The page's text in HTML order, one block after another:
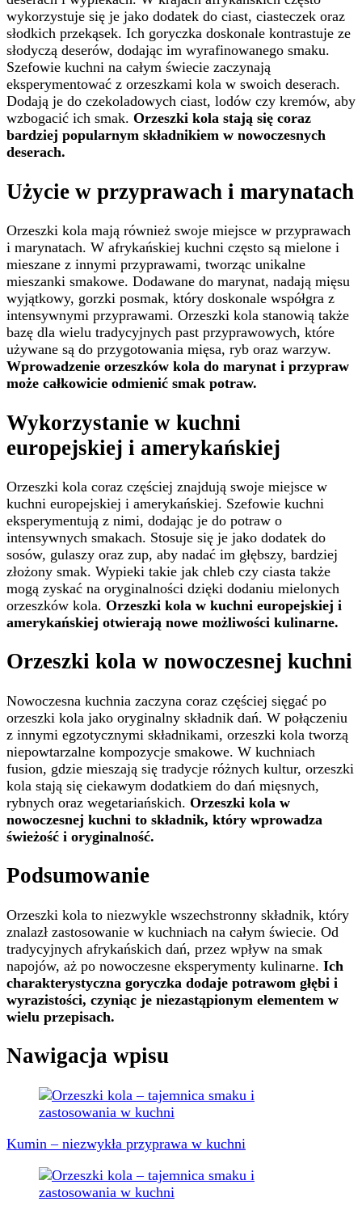
wykorzystuje się je jako dodatek do ciast, ciasteczek oraz
słodkich przekąsek. Ich goryczka doskonale kontrastuje ze
słodyczą deserów, dodając im wyrafinowanego smaku.
Szefowie kuchni na całym świecie zaczynają
eksperymentować z orzeszkami kola w swoich deserach.
Dodają je do czekoladowych ciast, lodów czy kremów, aby
wzbogacić ich smak. Orzeszki kola stają się coraz
bardziej popularnym składnikiem w nowoczesnych
deserach.
Użycie w przyprawach i marynatach
Orzeszki kola mają również swoje miejsce w przyprawach
i marynatach. W afrykańskiej kuchni często są mielone i
mieszane z innymi przyprawami, tworząc unikalne
mieszanki smakowe. Dodawane do marynat, nadają mięsu
wyjątkowy, gorzki posmak, który doskonale współgra z
intensywnymi przyprawami. Orzeszki kola stanowią także
bazę dla wielu tradycyjnych past przyprawowych, które
używane są do przygotowania mięsa, ryb oraz warzyw.
Wprowadzenie orzeszków kola do marynat i przypraw
może całkowicie odmienić smak potraw.
Wykorzystanie w kuchni
europejskiej i amerykańskiej
Orzeszki kola coraz częściej znajdują swoje miejsce w
kuchni europejskiej i amerykańskiej. Szefowie kuchni
eksperymentują z nimi, dodając je do potraw o
intensywnych smakach. Stosuje się je jako dodatek do
sosów, gulaszy oraz zup, aby nadać im głębszy, bardziej
złożony smak. Wypieki takie jak chleb czy ciasta także
mogą zyskać na oryginalności dzięki dodaniu mielonych
orzeszków kola. Orzeszki kola w kuchni europejskiej i
amerykańskiej otwierają nowe możliwości kulinarne.
Orzeszki kola w nowoczesnej kuchni
Nowoczesna kuchnia zaczyna coraz częściej sięgać po
orzeszki kola jako oryginalny składnik dań. W połączeniu
z innymi egzotycznymi składnikami, orzeszki kola tworzą
niepowtarzalne kompozycje smakowe. W kuchniach
fusion, gdzie mieszają się tradycje różnych kultur, orzeszki
kola stają się ciekawym dodatkiem do dań mięsnych,
rybnych oraz wegetariańskich. Orzeszki kola w
nowoczesnej kuchni to składnik, który wprowadza
świeżość i oryginalność.
Podsumowanie
Orzeszki kola to niezwykle wszechstronny składnik, który
znalazł zastosowanie w kuchniach na całym świecie. Od
tradycyjnych afrykańskich dań, przez wpływ na smak
napojów, aż po nowoczesne eksperymenty kulinarne. Ich
charakterystyczna goryczka dodaje potrawom głębi i
wyrazistości, czyniąc je niezastąpionym elementem w
wielu przepisach.
Nawigacja wpisu
Kumin – niezwykła przyprawa w kuchni